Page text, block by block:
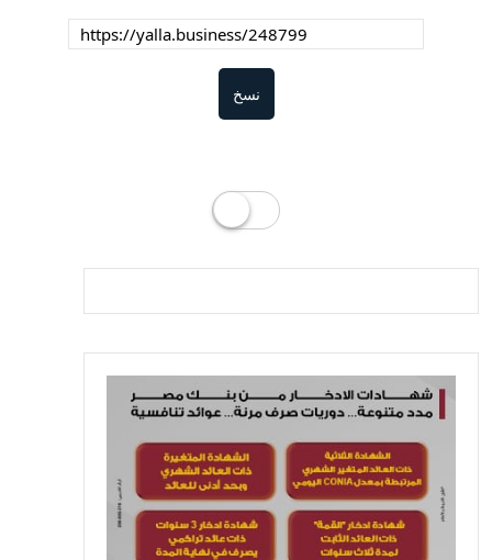
نسخ